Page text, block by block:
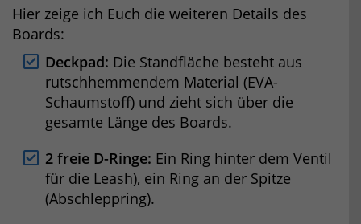
Hier zeige ich Euch die weiteren Details des
Boards:
Deckpad: Die Standfläche besteht aus
rutschhemmendem Material (EVA-
Schaumstoff) und zieht sich über die
gesamte Länge des Boards.
2 freie D-Ringe: Ein Ring hinter dem Ventil
für die Leash), ein Ring an der Spitze
(Abschleppring).